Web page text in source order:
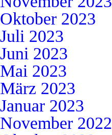
Oktober 2023
Juli 2023
Juni 2023
Mai 2023
März 2023
Januar 2023
November 2022